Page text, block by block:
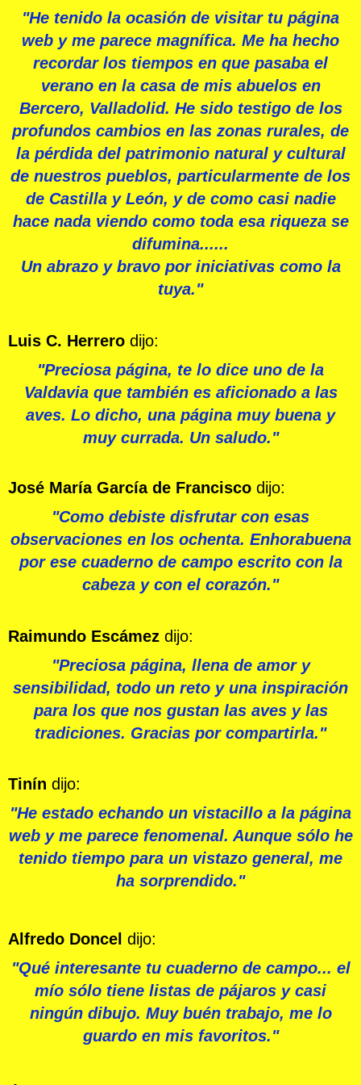
"He tenido la ocasión de visitar tu página
web y me parece magnífica. Me ha hecho
recordar los tiempos en que pasaba el
verano en la casa de mis abuelos en
Bercero, Valladolid. He sido testigo de los
profundos cambios en las zonas rurales, de
la pérdida del patrimonio natural y cultural
de nuestros pueblos, particularmente de los
de Castilla y León, y de como casi nadie
hacenadaviendo como toda esa riqueza se
difumina......
Un abrazoybravoporiniciativas como la
tuya."
Luis C. Herrero dijo:
"Preciosa página, te lo dice uno de la
Valdavia que también es aficionado a las
aves. Lo dicho, una página muy buena y
muy currada. Un saludo."
José María García de Francisco dijo:
"Como debiste disfrutar con esas
observaciones en los ochenta. Enhorabuena
por ese cuaderno de campo escrito con la
cabeza y con el corazón."
Raimundo Escámez dijo:
"Preciosa página, llena de amor y
sensibilidad, todo un reto y una inspiración
para los que nos gustan las aves y las
tradiciones. Gracias por compartirla."
Tinín dijo:
"He estado echando un vistacillo a la página
web y me parece fenomenal. Aunque sólo he
tenido tiempo para un vistazo general, me
ha sorprendido."
Alfredo Doncel dijo:
"Qué interesante tu cuaderno de campo... el
mío sólo tiene listas de pájaros y casi
ningún dibujo. Muy buén trabajo, me lo
guardo en mis favoritos."